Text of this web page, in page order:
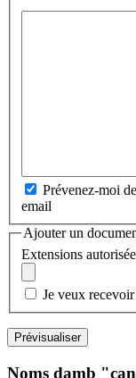
Prévenez-moi
email
Ajouter un
Extensions
Je veux
Noms damb